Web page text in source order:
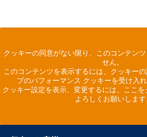
クッキーの同意がない限り、このコンテン
せん。
このコンテンツを表示するには、クッキー
プのパフォーマンス クッキーを受け入
クッキー設定を表示、変更するには、ここを
よろしくお願いします